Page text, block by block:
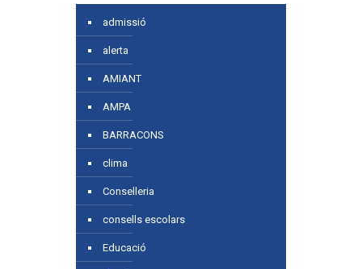
admissió
alerta
AMIANT
AMPA
BARRACONS
clima
Conselleria
consells escolars
Educació